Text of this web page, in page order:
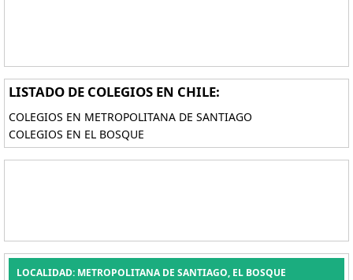
LISTADO DE COLEGIOS EN CHILE:
COLEGIOS EN METROPOLITANA DE SANTIAGO
COLEGIOS EN EL BOSQUE
LOCALIDAD: METROPOLITANA DE SANTIAGO, EL BOSQUE